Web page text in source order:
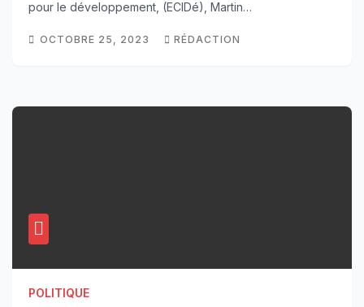
pour le développement, (ECIDé), Martin…
OCTOBRE 25, 2023 RÉDACTION
POLITIQUE